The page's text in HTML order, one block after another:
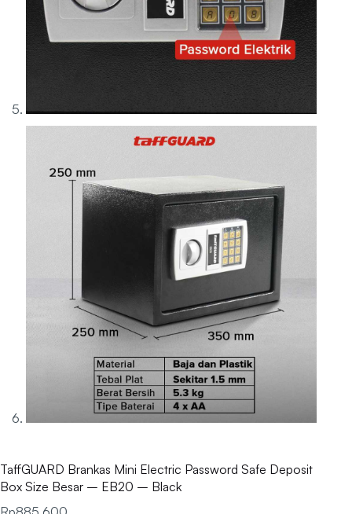
TaffGUARD Brankas Mini Electric Password Safe Deposit
Box Size Besar – EB20 – Black